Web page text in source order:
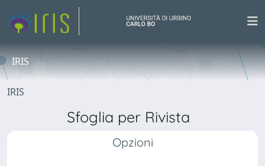
IRIS
IRIS
Sfoglia per Rivista
Opzioni